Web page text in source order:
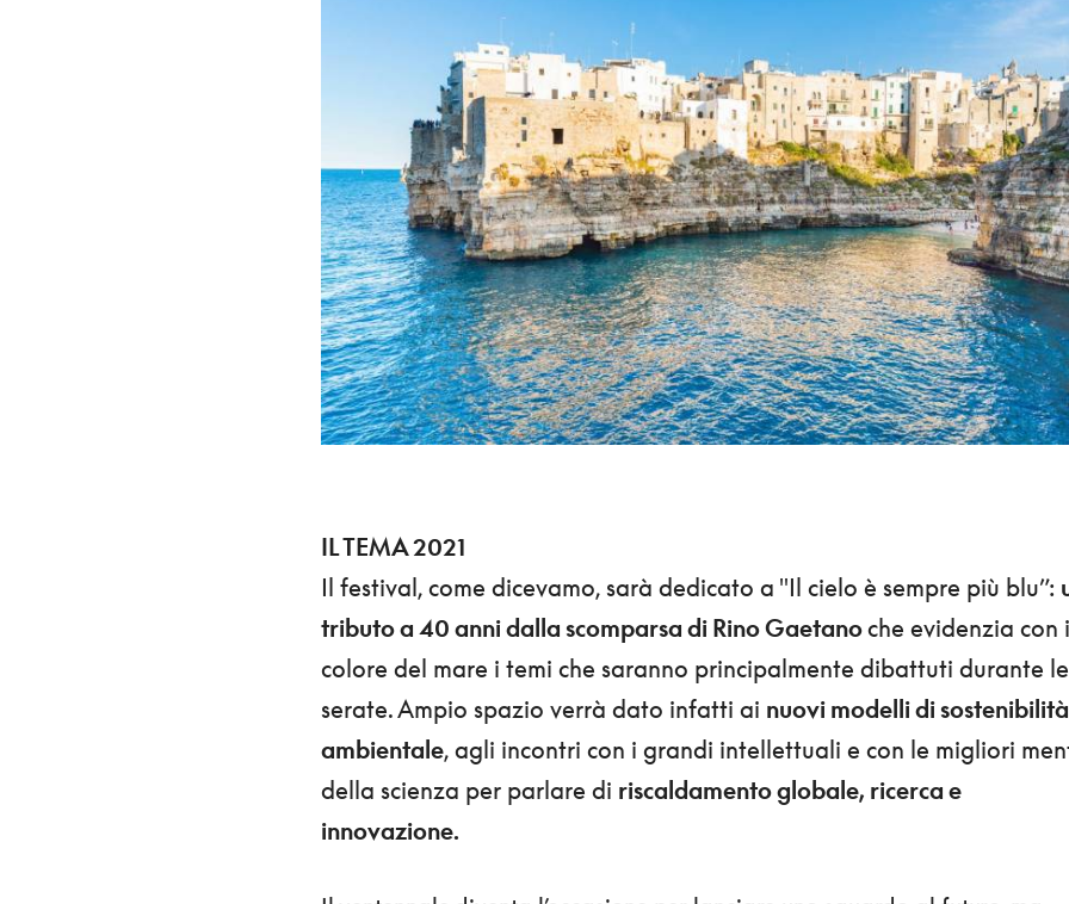
IL TEMA 2021
Il festival, come dicevamo, sarà dedicato a "Il cielo è sempre più blu”:
tributo a 40 anni dalla scomparsa di Rino Gaetanoche evidenzia con
colore del mare i temi che saranno principalmente dibattuti durante le
serate. Ampio spazio verrà dato infatti ai nuovi modelli di sostenibilità
ambientale, agli incontri con i grandi intellettuali e con le migliori
della scienza per parlare di riscaldamento globale, ricerca e
innovazione.